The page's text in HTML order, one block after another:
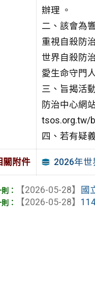
辦理 。
二、該會為
重視自殺防
世界自殺防
愛生命守門
三、旨揭活
防治中心網
tsos.org.tw/
四、若有疑
關附件 2026年
【2026-05-28】
國
【2026-05-28】